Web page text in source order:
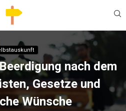
nach dem
Gesetze und
Wünsche